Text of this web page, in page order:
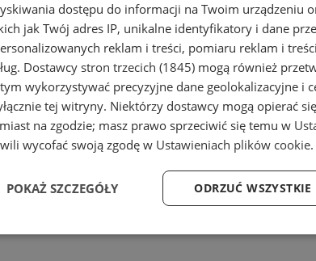
– kto wystąpi,
dostępu do informacji na Twoim urządzeniu
jak Twój adres IP, unikalne identyfikatory i dane
reklam i treści, pomiaru reklam i
Dostawcy stron trzecich (1845) mogą również
wykorzystywać precyzyjne dane geolokalizacyjne i
tej witryny. Niektórzy dostawcy mogą opierać
na zgodzie; masz prawo sprzeciwić się temu w
wycofać swoją zgodę w Ustawieniach plików cookie.
ODRZUĆ WSZYSTKIE
POKAŻ SZCZEGÓŁY
Niezbędne Wydajność Targetowanie